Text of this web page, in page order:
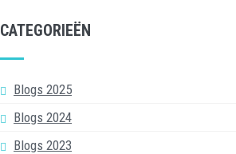
CATEGORIEËN
Blogs 2025
Blogs 2024
Blogs 2023